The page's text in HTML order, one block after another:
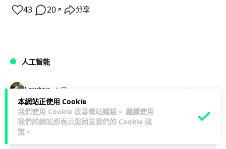
本網站正使用 Cookie
我們使用 Cookie 改善網站體驗。 繼續使用
我們的網站即表示您同意我們的 Cookie 政
策 。
43 20 ↗ 分享
人工智能
Lawton 1 日
靠快閃記憶體紓緩 DRAM 不足 KIOXIA
推 XL1 記憶體擴充模組